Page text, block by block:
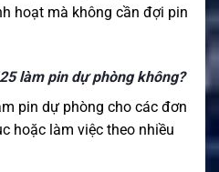
hoạt mà không cần đợi pin
làm pin dự phòng không?
pin dự phòng cho các đơn
hoặc làm việc theo nhiều